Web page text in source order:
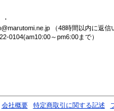
（48時間以内に返信
0104(am10:00～pm6:00まで）
会社概要 特定商取引に関する記述